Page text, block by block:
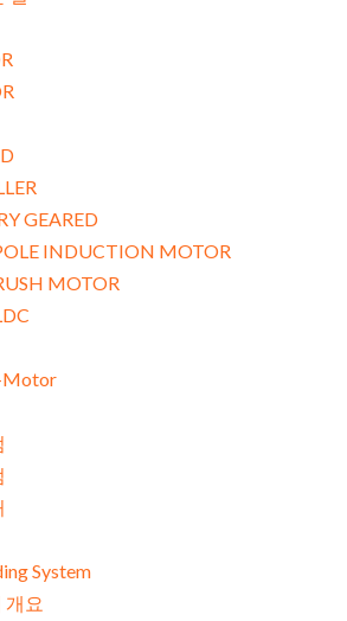
GEARED
INDUCTION MOTOR
MOTOR
System
개요